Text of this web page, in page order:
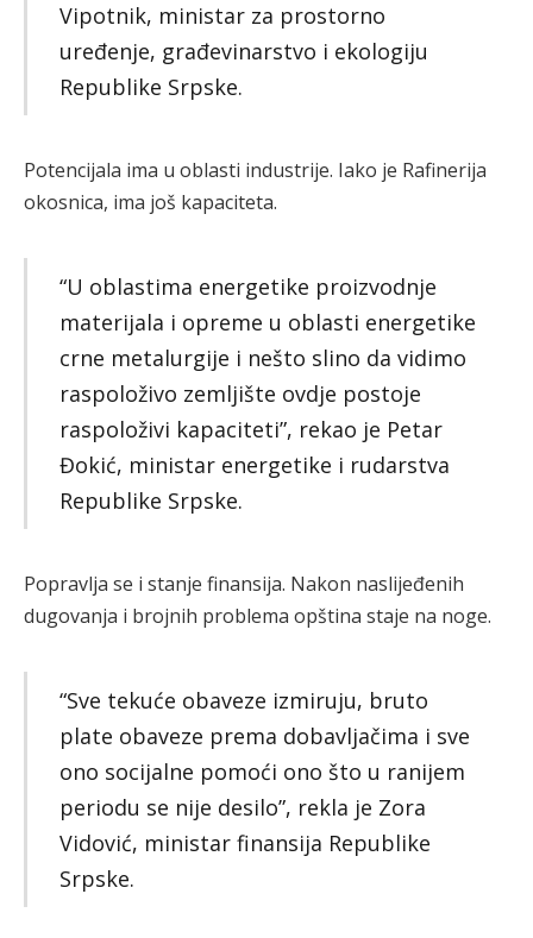
Vipotnik, ministar za prostorno
uređenje, građevinarstvo i ekologiju
Republike Srpske.
Potencijala ima u oblasti industrije. Iako je Rafinerija
okosnica, ima još kapaciteta.
“U oblastima energetike proizvodnje
materijala i opreme u oblasti energetike
crne metalurgije i nešto slino da vidimo
raspoloživo zemljište ovdje postoje
raspoloživi kapaciteti”, rekao je Petar
Đokić, ministar energetike i rudarstva
Republike Srpske.
Popravlja se i stanje finansija. Nakon naslijeđenih
dugovanja i brojnih problema opština staje na noge.
“Sve tekuće obaveze izmiruju, bruto
plate obaveze prema dobavljačima i sve
ono socijalne pomoći ono što u ranijem
periodu se nije desilo”, rekla je Zora
Vidović, ministar finansija Republike
Srpske.